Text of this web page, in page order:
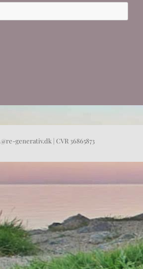
generativ.dk | CVR 36865873